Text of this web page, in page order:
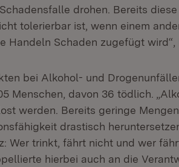
drohen. Bereits
tolerierbar ist, wenn einem
Handeln Schaden zugefügt wird“,
bei Alkohol- und
Menschen, davon 36 tödlich.
werden. Bereits geringe
drastisch
Wer trinkt, fährt nicht und wer
hierbei auch an die